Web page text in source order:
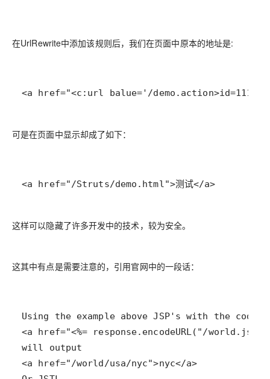
在UrlRewrite中添加该规则后，我们在页面中原本的地址是:
<a href="<c:url balue='/demo.action>id=111' /
可是在页面中显示却成了如下：
<a href="/Struts/demo.html">测试</a>
这样可以隐藏了许多开发中的技术，较为安全。
这其中有点是需要注意的，引用官网中的一段话：